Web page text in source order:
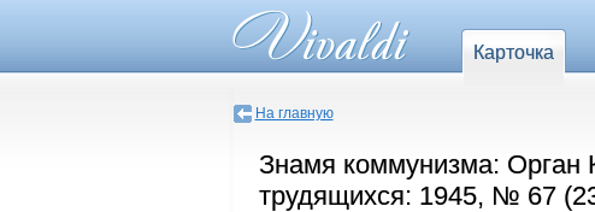
Карточка
На главную
Знамя коммунизма: Орган
трудящихся: 1945, № 67